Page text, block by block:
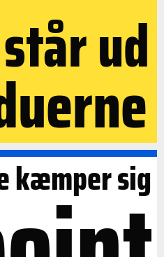
ud
kæmper sig